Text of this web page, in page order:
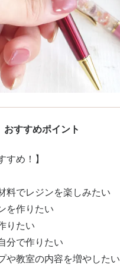
おすすめポイント
すめ！】
料でレジンを楽しみたい
を作りたい
りたい
分で作りたい
や教室の内容を増やしたい